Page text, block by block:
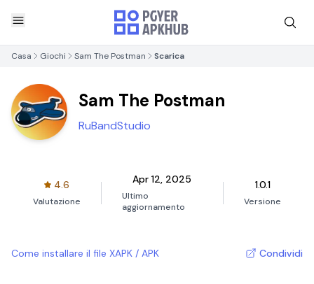
Casa Giochi Sam The Postman Scarica
Sam The Postman
RuBandStudio
4.6
Valutazione
Apr 12, 2025
Ultimo
aggiornamento
1.0.1
Versione
Come installare il file XAPK / APK Condividi